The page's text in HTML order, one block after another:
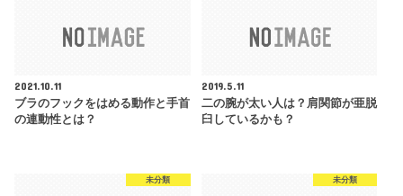
2021.10.11
ブラのフックをはめる動作と手首
の連動性とは？
2019.5.11
二の腕が太い人は？肩関節が亜脱
臼しているかも？
未分類 未分類